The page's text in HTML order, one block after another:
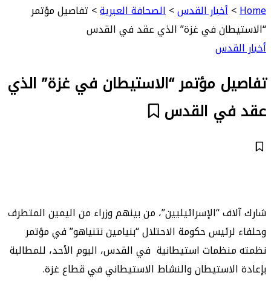
Home
>أخبار القدس>الصحافة العبرية> تفاصيل مؤتمر
“الاستيطان في غزة” الذي عقد في القدس
أخبار القدس
تفاصيل مؤتمر “الاستيطان في غزة” الذي
عقد في القدس
شارك آلاف “الإسرائيليين”، من بينهم وزراء من اليمين المتطرف
وحلفاء لرئيس حكومة الاحتلال “بنيامين نتنياهو” في مؤتمر
نظمته منظمات استيطانية في القدس، اليوم الأحد، للمطالبة
بإعادة الاستيطان والنشاط الاستيطاني في قطاع غزة.